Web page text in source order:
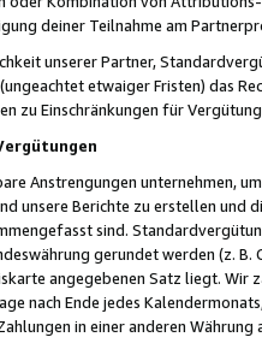
deiner Teilnahme am
unserer Partner,
etwaiger Fristen) das
zu Einschränkungen für
Anstrengungen unternehmen,
unsere Berichte zu erstellen und
sind.
gerundet werden (z.
angegebenen Satz liegt.
nach Ende jedes
in einer anderen